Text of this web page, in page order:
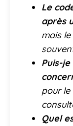
Le
après
mais
Puis-
pour
Quel